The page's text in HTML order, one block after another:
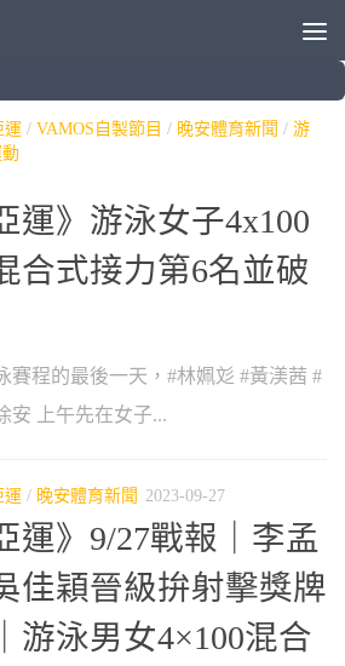
運 / VAMOS自製節目 / 晚安體育新聞 / 游
運》游泳女子4x100
合式接力第6名並破
賽程的最後一天，#林姵彣 #黃渼茜 #
安 上午先在女子...
運 / 晚安體育新聞 2023-09-27
運》9/27戰報｜李孟
佳穎晉級拚射擊獎牌
游泳男女4×100混合